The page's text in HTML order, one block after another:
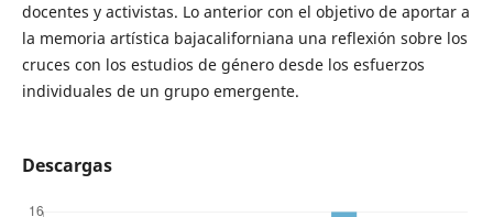
docentes y activistas. Lo anterior con el objetivo de aportar a
la memoria artística bajacaliforniana una reflexión sobre los
cruces con los estudios de género desde los esfuerzos
individuales de un grupo emergente.
Descargas